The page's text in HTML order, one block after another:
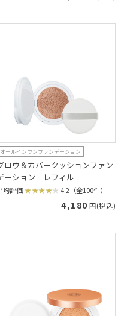
オールインワンファンデーション
ロウ＆カバークッションファン
ーション レフィル
均評価 4.2（全100件）
4,180 円(税込)